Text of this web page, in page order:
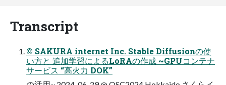
Transcript
© SAKURA internet Inc. Stable Diffusionの使
い⽅と 追加学習によるLoRAの作成 ~GPUコンテナ
サービス “⾼⽕⼒ DOK”